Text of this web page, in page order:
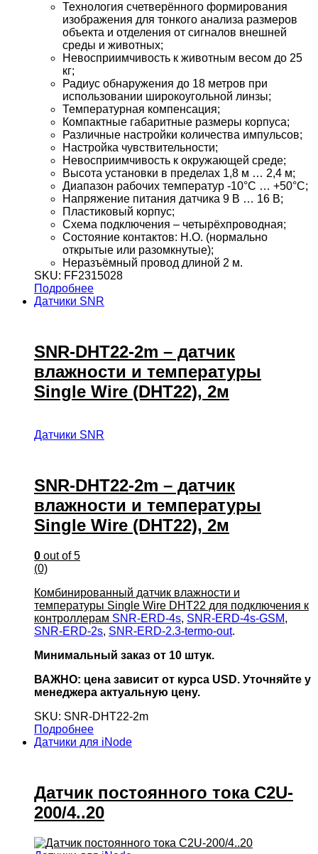
Технология счетверённого формирования
изображения для тонкого анализа размеров
объекта и отделения от сигналов внешней
среды и животных;
Невосприимчивость к животным весом до 25
кг;
Радиус обнаружения до 18 метров при
использовании широкоугольной линзы;
Температурная компенсация;
Компактные габаритные размеры корпуса;
Различные настройки количества импульсов;
Настройка чувствительности;
Невосприимчивость к окружающей среде;
Высота установки в пределах 1,8 м … 2,4 м;
Диапазон рабочих температур -10°C … +50°C;
Напряжение питания датчика 9 В … 16 В;
Пластиковый корпус;
Схема подключения – четырёхпроводная;
Состояние контактов: Н.О. (нормально
открытые или разомкнутые);
Неразъёмный провод длиной 2 м.
SKU: FF2315028
Подробнее
Датчики SNR
SNR-DHT22-2m – датчик
влажности и температуры
Single Wire (DHT22), 2м
Датчики SNR
SNR-DHT22-2m – датчик
влажности и температуры
Single Wire (DHT22), 2м
0 out of 5
(0)
Комбинированный датчик влажности и
температуры Single Wire DHT22 для подключения к
контроллерам SNR-ERD-4s, SNR-ERD-4s-GSM,
SNR-ERD-2s, SNR-ERD-2.3-termo-out.
Минимальный заказ от 10 штук.
ВАЖНО: цена зависит от курса USD. Уточняйте у
менеджера актуальную цену.
SKU: SNR-DHT22-2m
Подробнее
Датчики для iNode
Датчик постоянного тока C2U-
200/4..20